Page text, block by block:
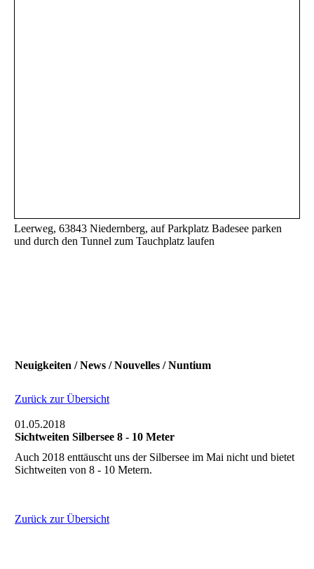
Leerweg, 63843 Niedernberg, auf Parkplatz Badesee parken
und durch den Tunnel zum Tauchplatz laufen
Neuigkeiten / News / Nouvelles / Nuntium
Zurück zur Übersicht
01.05.2018
Sichtweiten Silbersee 8 - 10 Meter
Auch 2018 enttäuscht uns der Silbersee im Mai nicht und bietet
Sichtweiten von 8 - 10 Metern.
Zurück zur Übersicht